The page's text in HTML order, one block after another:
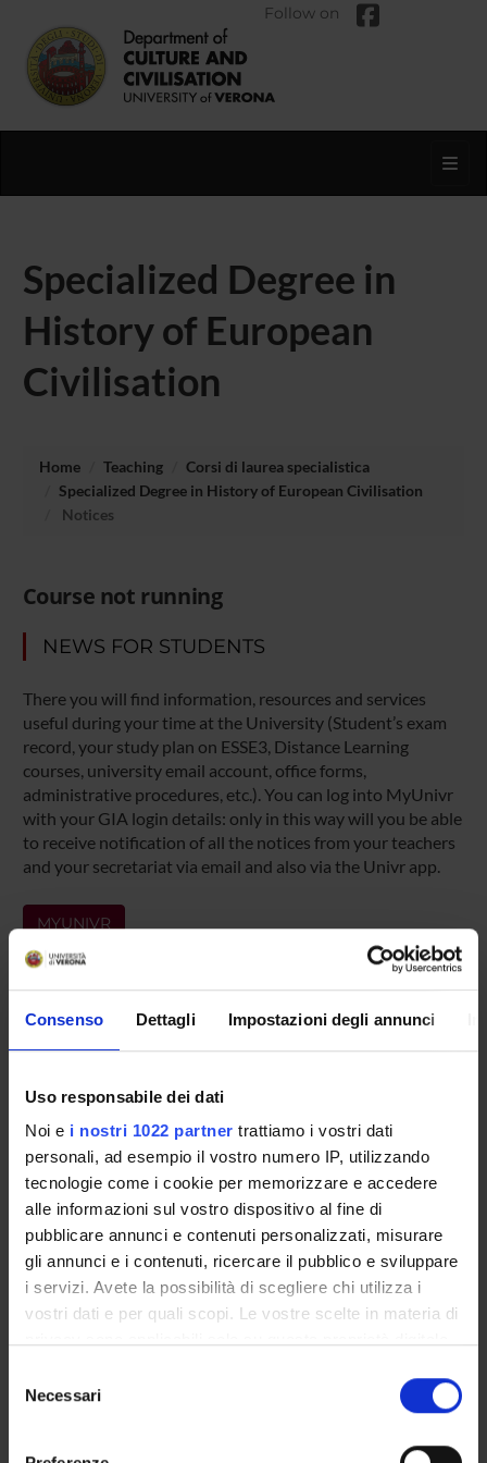
Consenso Dettagli Impostazioni degli annunci
Uso responsabile dei dati
Noi e i nostri 1022 partner trattiamo i vostri dati
personali, ad esempio il vostro numero IP, utilizzando
tecnologie come i cookie per memorizzare e accedere
alle informazioni sul vostro dispositivo al fine di
pubblicare annunci e contenuti personalizzati, misurare
gli annunci e i contenuti, ricercare il pubblico e sviluppare
i servizi. Avete la possibilità di scegliere chi utilizza i
vostri dati e per quali scopi. Le vostre scelte in materia di
modificare o revocare il proprio consenso in qualsiasi
momento dalla Dichiarazione sui cookie o facendo clic
delNecessari
Follow on
Specialized Degree in
History of European
Civilisation
Home Teaching
Corsi di laurea specialistica
Specialized Degree in History of European Civilisation
Notices
Course not running
NEWS FOR STUDENTS
There you will find information, resources and services
useful during your time at the University (Student’s exam
record, your study plan on ESSE3, Distance Learning
courses, university email account, office forms,
administrative procedures, etc.). You can log into MyUnivr
with your GIA login details: only in this way will you be able
to receive notification of all the notices from your teachers
and your secretariat via email and also via the Univr app.
MYUNIVR
Overview
Enrolment Policy
Academic Calendar
Lesson timetable
Degree Programme
Exam calendar
Notices
Thesis and internship proposals
Faculty staff